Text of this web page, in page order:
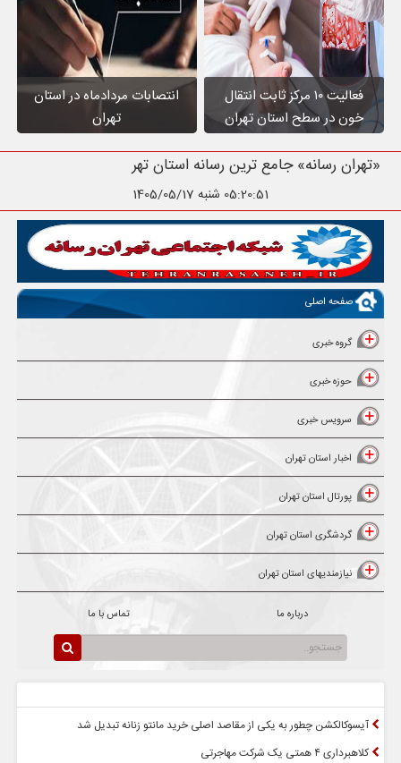
فعالیت ۱۰ مرکز ثابت انتقال
خون در سطح استان تهران
انتصابات مردادماه در استان
تهران
«تهران رسانه» جامع ترین رسانه استان تهران
05:20:52 شنبه 1405/05/17
صفحه اصلی
گروه خبری
حوزه خبری
سرویس خبری
اخبار استان تهران
پورتال استان تهران
گردشگری استان تهران
نیازمندیهای استان تهران
درباره ما تماس با ما
آیسوکالکشن چطور به یکی از مقاصد اصلی خرید مانتو زنانه تبدیل شد
کلاهبرداری ۴ همتی یک شرکت مهاجرتی